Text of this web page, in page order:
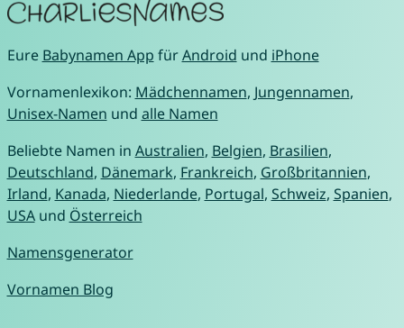
Eure Babynamen App fürAndroid und iPhone
Vornamenlexikon: Mädchennamen, Jungennamen,
Unisex-Namen und alle Namen
Beliebte Namen in Australien, Belgien, Brasilien,
Deutschland, Dänemark, Frankreich, Großbritannien,
Irland, Kanada, Niederlande, Portugal, Schweiz, Spanien,
USAund Österreich
Namensgenerator
Vornamen Blog